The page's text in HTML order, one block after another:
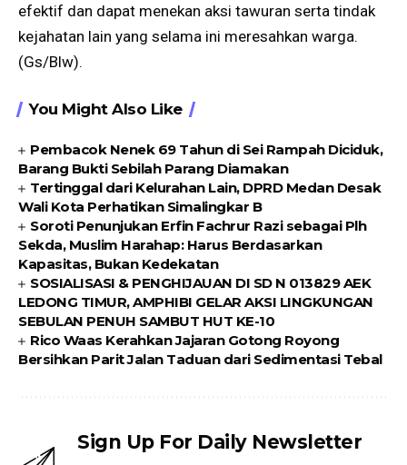
efektif dan dapat menekan aksi tawuran serta tindak
kejahatan lain yang selama ini meresahkan warga.
(Gs/Blw).
You Might Also Like
Pembacok Nenek 69 Tahun di Sei Rampah Diciduk,
Barang Bukti Sebilah Parang Diamakan
Tertinggal dari Kelurahan Lain, DPRD Medan Desak
Wali Kota Perhatikan Simalingkar B
Soroti Penunjukan Erfin Fachrur Razi sebagai Plh
Sekda, Muslim Harahap: Harus Berdasarkan
Kapasitas, Bukan Kedekatan
SOSIALISASI & PENGHIJAUAN DI SD N 013829 AEK
LEDONG TIMUR, AMPHIBI GELAR AKSI LINGKUNGAN
SEBULAN PENUH SAMBUT HUT KE-10
Rico Waas Kerahkan Jajaran Gotong Royong
Bersihkan Parit Jalan Taduan dari Sedimentasi Tebal
Sign Up For Daily Newsletter